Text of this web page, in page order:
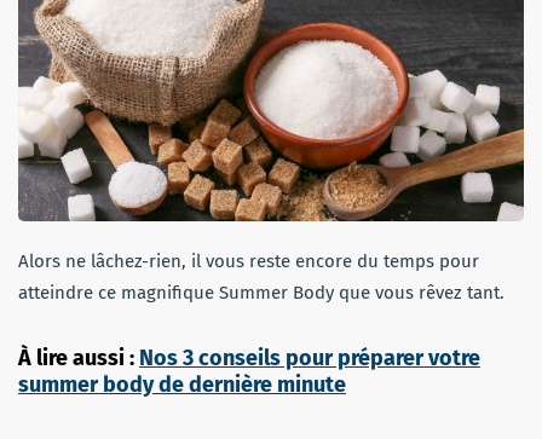
Alors ne lâchez-rien, il vous reste encore du temps pour
atteindre ce magnifique Summer Body que vous rêvez tant.
À lire aussi : Nos 3 conseils pour préparer votre
summer body de dernière minute